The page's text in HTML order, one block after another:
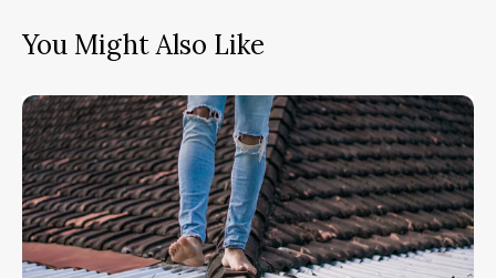
You Might Also Like